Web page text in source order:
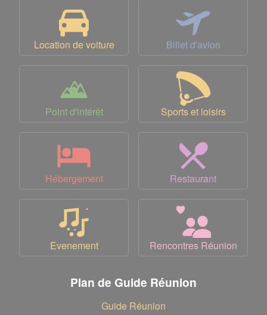
Location de voiture Billet d'avion
Point d'intérêt Sports et loisirs
Hébergement Restaurant
Evenement Rencontres Réunion
Plan de Guide Réunion
Guide Réunion